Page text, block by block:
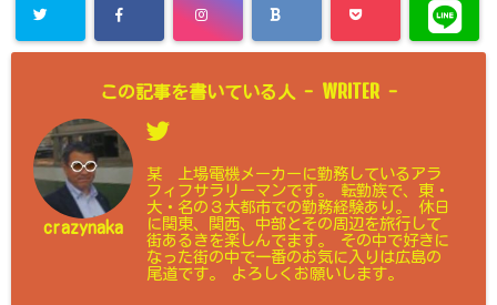
この記事を書いている人 - WRITER -
crazynaka
某 上場電機メーカーに勤務しているアラ
フィフサラリーマンです。 転勤族で、東・
大・名の３大都市での勤務経験あり。 休日
に関東、関西、中部とその周辺を旅行して
街あるきを楽しんでます。 その中で好きに
なった街の中で一番のお気に入りは広島の
尾道です。 よろしくお願いします。